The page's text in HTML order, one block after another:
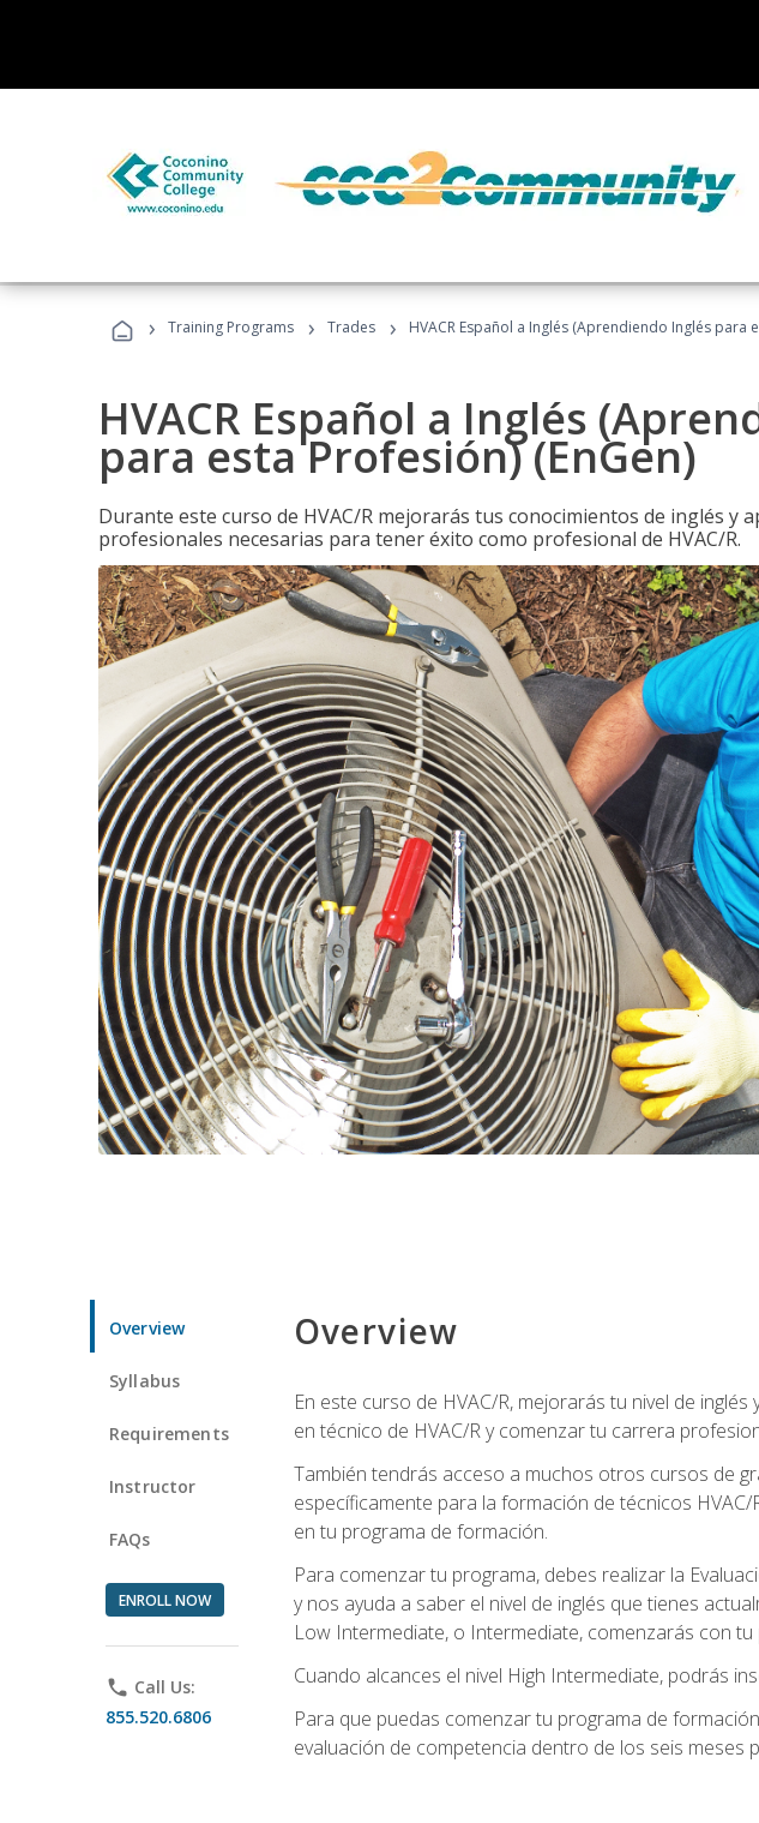
› Training Programs › Trades › HVACR Español a Inglés (Aprendiendo Inglés para
HVACR Español a Inglés
para esta Profesión) (EnGen)
Durante este curso de HVAC/R mejorarás tus conocimientos de inglés y
profesionales necesarias para tener éxito como profesional de HVAC/R.
Overview
Syllabus
Requirements
Instructor
FAQs
ENROLL NOW
phone Call Us:
855.520.6806
Overview
En este curso de HVAC/R, mejorarás tu nivel de
en técnico de HVAC/R y comenzar tu carrera
También tendrás acceso a muchos otros cursos de
específicamente para la formación de técnicos
en tu programa de formación.
Para comenzar tu programa, debes realizar la
y nos ayuda a saber el nivel de inglés que tienes
Low Intermediate, o Intermediate, comenzarás con
Cuando alcances el nivel High Intermediate, podrás
Para que puedas comenzar tu programa de
evaluación de competencia dentro de los seis meses